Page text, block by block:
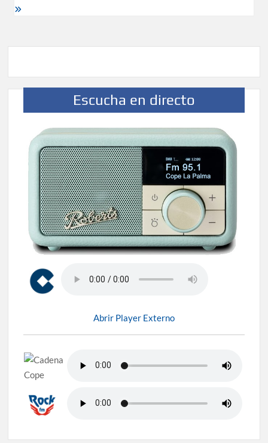
Escucha en directo
Abrir Player Externo